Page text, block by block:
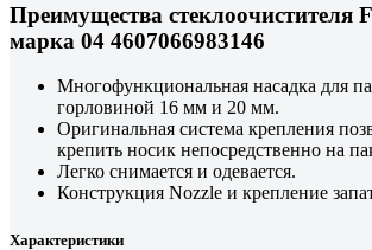
Преимущества стеклоочистителя
марка 04 4607066983146
Многофункциональная насадка для
горловиной 16 мм и 20 мм.
Оригинальная система крепления
крепить носик непосредственно на
Легко снимается и одевается.
Конструкция Nozzle и крепление
Характеристики